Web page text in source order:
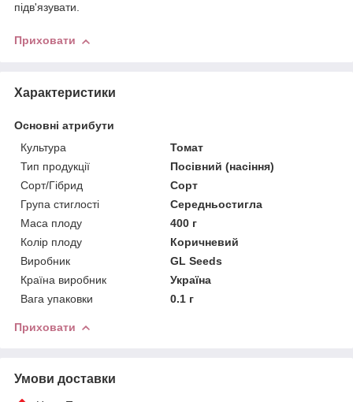
підв'язувати.
Приховати
Характеристики
Основні атрибути
Культура
Томат
Тип продукції
Посівний (насіння)
Сорт/Гібрид
Сорт
Група стиглості
Середньостигла
Маса плоду
400 г
Колір плоду
Коричневий
Виробник
GL Seeds
Країна виробник
Україна
Вага упаковки
0.1 г
Приховати
Умови доставки